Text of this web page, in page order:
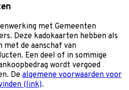
met Gemeenten
Deze kadokaarten hebben als
met de aanschaf van
Een deel of in sommige
wordt vergoed
De algemene voorwaarden voor
(link).